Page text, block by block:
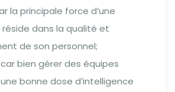
la principale force d’une
dans la qualité et
de son personnel;
bien gérer des équipes
bonne dose d’intelligence